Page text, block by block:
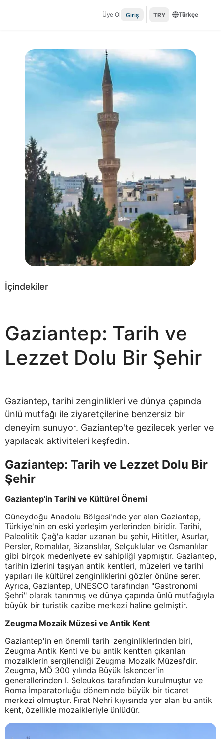
Üye Ol Giriş TRY Türkçe
İçindekiler
Gaziantep: Tarih ve
Lezzet Dolu Bir Şehir
Gaziantep, tarihi zenginlikleri ve dünya çapında
ünlü mutfağı ile ziyaretçilerine benzersiz bir
deneyim sunuyor. Gaziantep'te gezilecek yerler ve
yapılacak aktiviteleri keşfedin.
Gaziantep: Tarih ve Lezzet Dolu Bir
Şehir
Gaziantep'in Tarihi ve Kültürel Önemi
Güneydoğu Anadolu Bölgesi'nde yer alan Gaziantep,
Türkiye'nin en eski yerleşim yerlerinden biridir. Tarihi,
Paleolitik Çağ'a kadar uzanan bu şehir, Hititler, Asurlar,
Persler, Romalılar, Bizanslılar, Selçuklular ve Osmanlılar
gibi birçok medeniyete ev sahipliği yapmıştır. Gaziantep,
tarihin izlerini taşıyan antik kentleri, müzeleri ve tarihi
yapıları ile kültürel zenginliklerini gözler önüne serer.
Ayrıca, Gaziantep, UNESCO tarafından "Gastronomi
Şehri" olarak tanınmış ve dünya çapında ünlü mutfağıyla
büyük bir turistik cazibe merkezi haline gelmiştir.
Zeugma Mozaik Müzesi ve Antik Kent
Gaziantep'in en önemli tarihi zenginliklerinden biri,
Zeugma Antik Kenti ve bu antik kentten çıkarılan
mozaiklerin sergilendiği Zeugma Mozaik Müzesi'dir.
Zeugma, MÖ 300 yılında Büyük İskender'in
generallerinden I. Seleukos tarafından kurulmuştur ve
Roma İmparatorluğu döneminde büyük bir ticaret
merkezi olmuştur. Fırat Nehri kıyısında yer alan bu antik
kent, özellikle mozaikleriyle ünlüdür.